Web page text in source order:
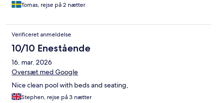
Tomas, rejse på 2 nætter
Verificeret anmeldelse
10/10 Enestående
16. mar. 2026
Oversæt med Google
Nice clean pool with beds and seating,
Stephen, rejse på 3 nætter